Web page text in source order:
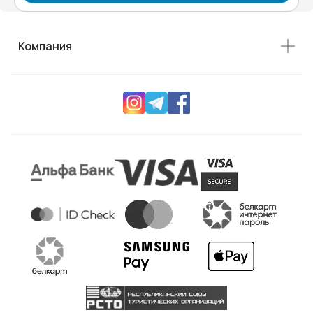
Компания